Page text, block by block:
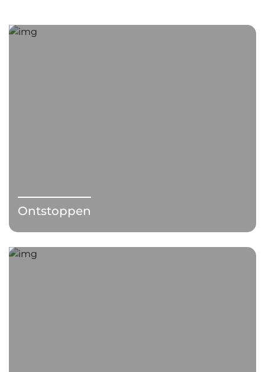
Ontstoppen